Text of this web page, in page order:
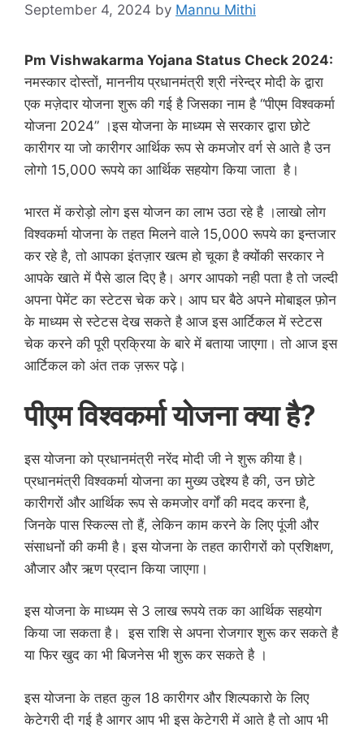
September 4, 2024 by Mannu Mithi
Pm Vishwakarma Yojana Status Check 2024:
नमस्कार दोस्तों, माननीय प्रधानमंत्री श्री नंरेन्द्र मोदी के द्वारा
एक मज़ेदार योजना शुरू की गई है जिसका नाम है “पीएम विश्वकर्मा
योजना 2024” ।इस योजना के माध्यम से सरकार द्वारा छोटे
कारीगर या जो कारीगर आर्थिक रूप से कमजोर वर्ग से आते है उन
लोगो 15,000 रूपये का आर्थिक सहयोग किया जाता है।
भारत में करोड़ो लोग इस योजन का लाभ उठा रहे है ।लाखो लोग
विश्वकर्मा योजना के तहत मिलने वाले 15,000 रूपये का इन्तजार
कर रहे है, तो आपका इंतज़ार खत्म हो चूका है क्योंकी सरकार ने
आपके खाते में पैसे डाल दिए है। अगर आपको नही पता है तो जल्दी
अपना पेमेंट का स्टेटस चेक करे। आप घर बैठे अपने मोबाइल फ़ोन
के माध्यम से स्टेटस देख सकते है आज इस आर्टिकल में स्टेटस
चेक करने की पूरी प्रक्रिया के बारे में बताया जाएगा। तो आज इस
आर्टिकल को अंत तक ज़रूर पढ़े।
पीएम विश्वकर्मा योजना क्या है?
इस योजना को प्रधानमंत्री नरेंद मोदी जी ने शुरू कीया है।
प्रधानमंत्री विश्वकर्मा योजना का मुख्य उद्देश्य है की, उन छोटे
कारीगरों और आर्थिक रूप से कमजोर वर्गों की मदद करना है,
जिनके पास स्किल्स तो हैं, लेकिन काम करने के लिए पूंजी और
संसाधनों की कमी है। इस योजना के तहत कारीगरों को प्रशिक्षण,
औजार और ऋण प्रदान किया जाएगा।
इस योजना के माध्यम से 3 लाख रूपये तक का आर्थिक सहयोग
किया जा सकता है। इस राशि से अपना रोजगार शुरू कर सकते है
या फिर खुद का भी बिजनेस भी शुरू कर सकते है ।
इस योजना के तहत कुल 18 कारीगर और शिल्पकारो के लिए
केटेगरी दी गई है आगर आप भी इस केटेगरी में आते है तो आप भी